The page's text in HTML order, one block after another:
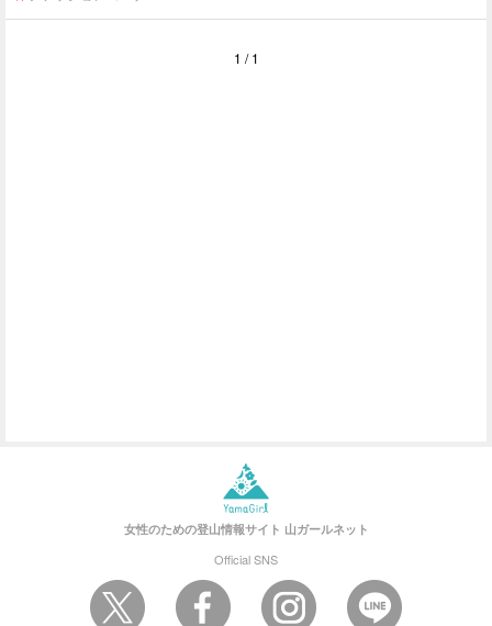
1 / 1
女性のための登山情報サイト 山ガールネット
Official SNS